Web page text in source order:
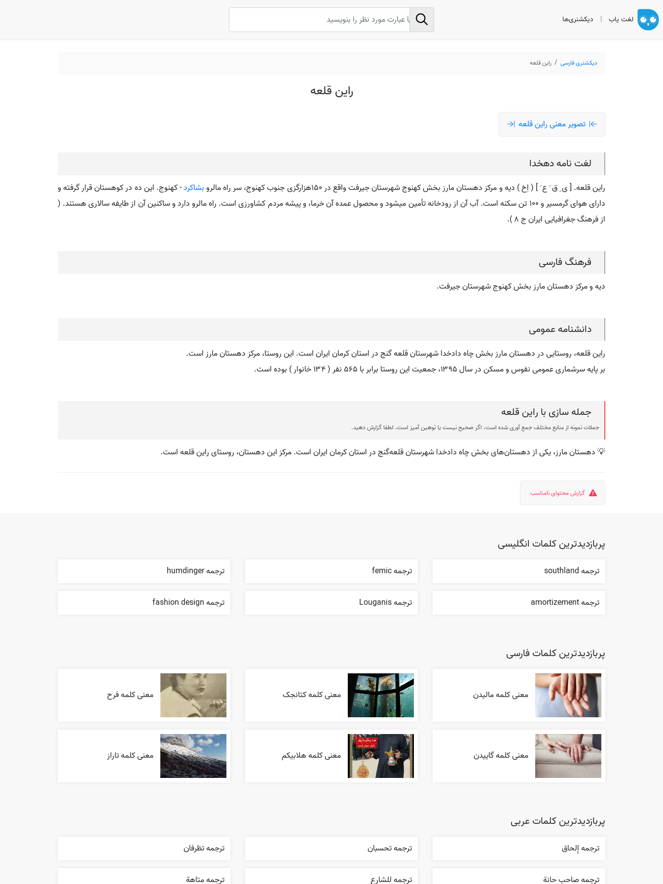
لغت یاب | دیکشنری‌ها
دیکشنری فارسی راین قلعه
راین قلعه
تصویر معنی راین قلعه
لغت نامه دهخدا
راین قلعه. [ ی ِ ق َ ع َ ] ( اِخ ) دیه و مرکز دهستان مارز بخش کهنوج شهرستان جیرفت واقع در 150هزارگزی جنوب کهنوج، سر راه مالرو بشاکرد- کهنوج. این ده در کوهستان قرار گرفته و
دارای هوای گرمسیر و 100 تن سکنه است. آب آن از رودخانه تأمین میشود و محصول عمده آن خرما، و پیشه مردم کشاورزی است. راه مالرو دارد و ساکنین آن از طایفه سالاری هستند. (
از فرهنگ جغرافیایی ایران ج 8 ).
فرهنگ فارسی
دیه و مرکز دهستان مارز بخش کهنوج شهرستان جیرفت.
دانشنامه عمومی
راین قلعه، روستایی در دهستان مارز بخش چاه دادخدا شهرستان قلعه گنج در استان کرمان ایران است. این روستا، مرکز دهستان مارز است.
بر پایه سرشماری عمومی نفوس و مسکن در سال ۱۳۹۵، جمعیت این روستا برابر با ۵۶۵ نفر ( ۱۳۴ خانوار ) بوده است.
جمله سازی با راین قلعه
جملات نمونه از منابع مختلف جمع آوری شده است، اگر صحیح نیست یا توهین آمیز است، لطفا گزارش دهید.
💡 دهستان مارز، یکی از دهستان‌های بخش چاه دادخدا شهرستان قلعه‌گنج در استان کرمان ایران است. مرکز این دهستان، روستای راین قلعه است.
گزارش محتوای نامناسب
پربازدیدترین کلمات انگلیسی
ترجمه southland ترجمه femic ترجمه humdinger
ترجمه amortizement ترجمه Louganis ترجمه fashion design
پربازدیدترین کلمات فارسی
معنی کلمه مالیدن معنی کلمه کتانجک معنی کلمه فرح
معنی کلمه گاییدن معنی کلمه هلابیکم معنی کلمه تاراز
پربازدیدترین کلمات عربی
ترجمه إلحاق ترجمه تحسبان ترجمه تظرفان
ترجمه صاحب حانة ترجمه للشارع ترجمه متاهة